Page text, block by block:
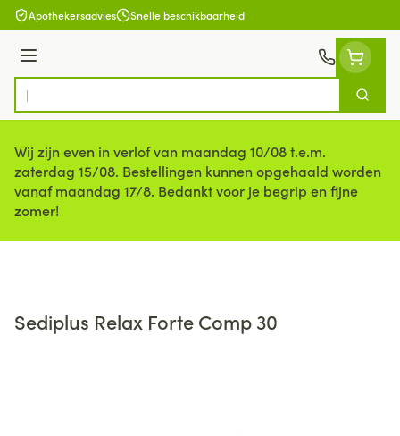
Ga naar de inhoud
Apothekersadvies Snelle beschikbaarheid
Menu
Product, merk, categorie...
Zoek
Wij zijn even in verlof van maandag 10/08 t.e.m.
zaterdag 15/08. Bestellingen kunnen opgehaald worden
vanaf maandag 17/8. Bedankt voor je begrip en fijne
zomer!
Sediplus Relax Forte Comp 30